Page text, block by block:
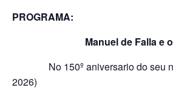
PROGRAMA:
Manuel de Falla e o
No 150º aniversario do seu
2026)